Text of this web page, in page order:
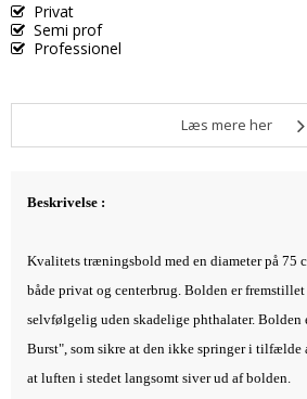
Privat
Semi prof
Professionel
Læs mere her
Beskrivelse :
Kvalitets træningsbold med en diameter på 75
både privat og centerbrug. Bolden er
selvfølgelig uden skadelige phthalater. Bolden
Burst", som sikre at den ikke springer i
at luften i stedet langsomt siver ud af bolden.